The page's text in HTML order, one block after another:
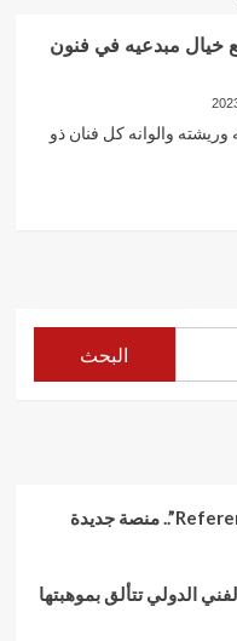
خيال مبدعيه في فنون
وريشته والوانه كل فنان ذو
البحث
آلاء الرفاعي تعلن انطلاق معرض “Reference”.. منصة جديدة
الدولي تتألق بموهبتها